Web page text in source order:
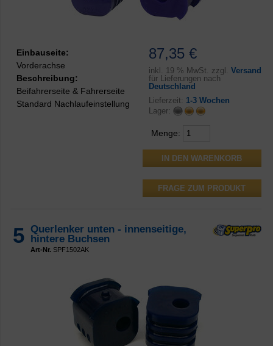
87,35 €
inkl. 19 % MwSt. zzgl. Versand
für Lieferungen nach
Deutschland
Lieferzeit: 1-3 Wochen
Lager:
Menge:
FRAGE ZUM PRODUKT
Einbauseite:
Vorderachse
Beschreibung:
Beifahrerseite & Fahrerseite
Standard Nachlaufeinstellung
5 Querlenker unten - innenseitige,
hintere Buchsen
Art-Nr. SPF1502AK